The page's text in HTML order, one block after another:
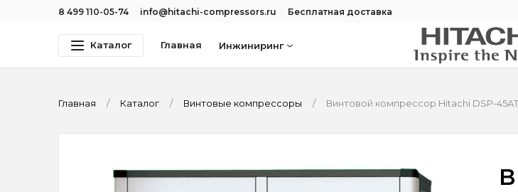
8 499 110-05-74 info@hitachi-compressors.ru Бесплатная доставка
Каталог Главная Инжиниринг
Главная Каталог Винтовые компрессоры Винтовой компрессор Hitachi DSP-